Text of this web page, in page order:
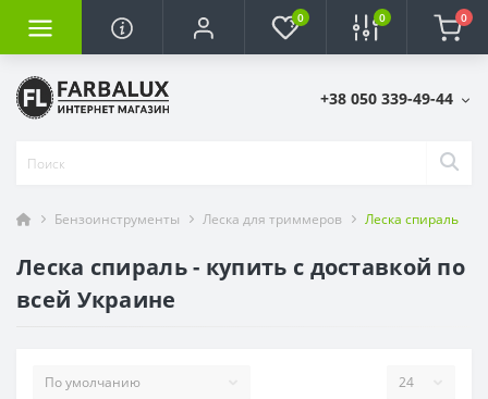
0 0 0
+38 050 339-49-44
Бензоинструменты Леска для триммеров Леска спираль
Леска спираль - купить с доставкой по
всей Украине